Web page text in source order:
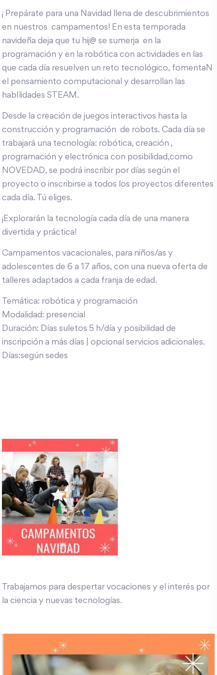
¡ Prepárate para una Navidad llena de descubrimientos
en nuestros campamentos! En esta temporada
navideña deja que tu hij@ se sumerja en la
programación y en la robótica con actividades en las
que cada día resuelven un reto tecnológico, fomentaN
el pensamiento computacional y desarrollan las
habIlidades STEAM.
Desde la creación de juegos interactivos hasta la
construcción y programación de robots. Cada día se
trabajará una tecnología: robótica, creación ,
programación y electrónica con posibilidad,como
NOVEDAD, se podrá inscribir por días según el
proyecto o inscribirse a todos los proyectos diferentes
cada día. Tú eliges.
¡Explorarán la tecnología cada día de una manera
divertida y práctica!
Campamentos vacacionales, para niños/as y
adolescentes de 6 a 17 años, con una nueva oferta de
talleres adaptados a cada franja de edad.
Temática: robótica y programación
Modalidad: presencial
Duración: Días suletos 5 h/día y posibilidad de
inscripción a más días | opcional servicios adicionales.
Días:según sedes
Trabajamos para despertar vocaciones y el interés por
la ciencia y nuevas tecnologías.